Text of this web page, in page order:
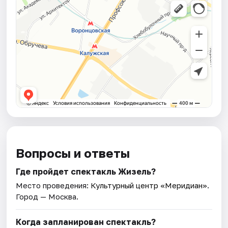
Вопросы и ответы
Где пройдет спектакль Жизель?
Место проведения: Культурный центр «Меридиан».
Город — Москва.
Когда запланирован спектакль?